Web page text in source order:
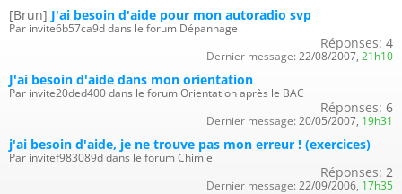
[Brun] J'ai besoin d'aide pour mon autoradio svp
Par invite6b57ca9d dans le forum Dépannage
Réponses: 4
Dernier message: 22/08/2007, 21h10
J'ai besoin d'aide dans mon orientation
Par invite20ded400 dans le forum Orientation après le BAC
Réponses: 6
Dernier message: 20/05/2007, 19h31
j'ai besoin d'aide, je ne trouve pas mon erreur ! (exercices)
Par invitef983089d dans le forum Chimie
Réponses: 2
Dernier message: 22/09/2006, 17h35